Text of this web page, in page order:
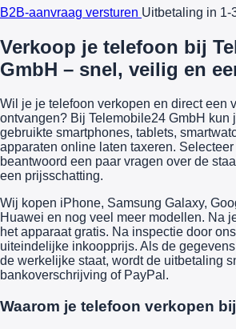
B2B-aanvraag versturen Uitbetaling in 1-
Verkoop je telefoon bij
GmbH – snel, veilig en
Wil je je telefoon verkopen en direct een
ontvangen? Bij Telemobile24 GmbH kun
gebruikte smartphones, tablets,
apparaten online laten taxeren.
beantwoord een paar vragen over de
een prijsschatting.
Wij kopen iPhone, Samsung Galaxy,
Huawei en nog veel meer modellen. Na
het apparaat gratis. Na inspectie door
uiteindelijke inkoopprijs. Als de
de werkelijke staat, wordt de uitbetaling
bankoverschrijving of PayPal.
Waarom je telefoon verkopen